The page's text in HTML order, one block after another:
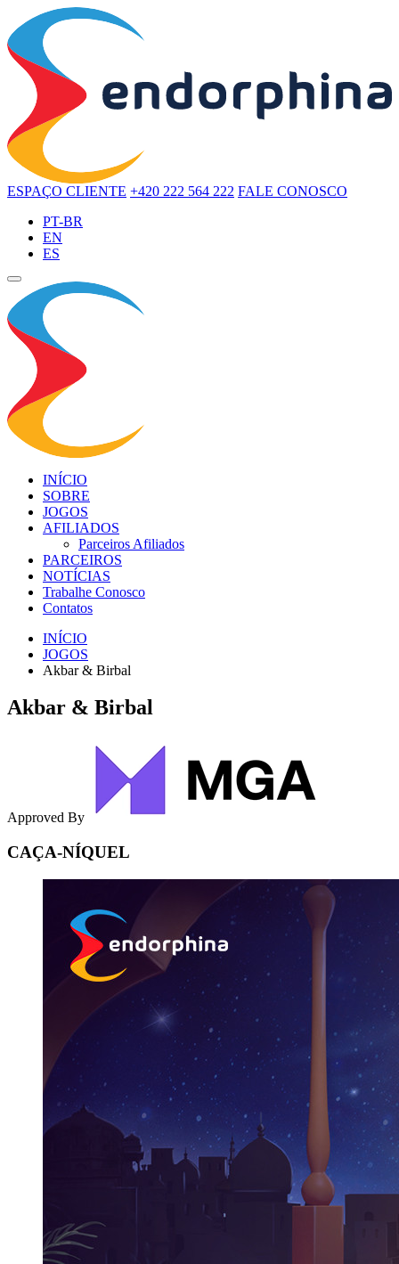
ESPAÇO CLIENTE +420 222 564 222 FALE CONOSCO
PT-BR
EN
ES
INÍCIO
SOBRE
JOGOS
AFILIADOS
Parceiros Afiliados
PARCEIROS
NOTÍCIAS
Trabalhe Conosco
Contatos
INÍCIO
JOGOS
Akbar & Birbal
Akbar & Birbal
Approved By
CAÇA-NÍQUEL